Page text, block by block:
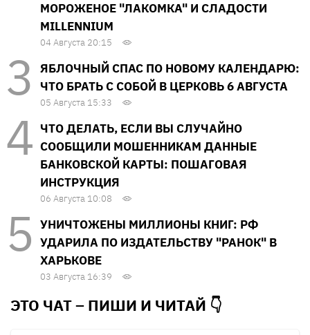
МОРОЖЕНОЕ "ЛАКОМКА" И СЛАДОСТИ
MILLENNIUM
04 Августа 20:15
ЯБЛОЧНЫЙ СПАС ПО НОВОМУ КАЛЕНДАРЮ:
ЧТО БРАТЬ С СОБОЙ В ЦЕРКОВЬ 6 АВГУСТА
05 Августа 15:33
ЧТО ДЕЛАТЬ, ЕСЛИ ВЫ СЛУЧАЙНО
СООБЩИЛИ МОШЕННИКАМ ДАННЫЕ
БАНКОВСКОЙ КАРТЫ: ПОШАГОВАЯ
ИНСТРУКЦИЯ
06 Августа 10:08
УНИЧТОЖЕНЫ МИЛЛИОНЫ КНИГ: РФ
УДАРИЛА ПО ИЗДАТЕЛЬСТВУ "РАНОК" В
ХАРЬКОВЕ
03 Августа 16:39
ЭТО ЧАТ – ПИШИ И ЧИТАЙ 👇